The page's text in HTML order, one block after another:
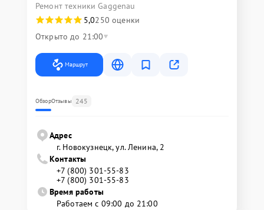
Ремонт техники Gaggenau
5,0250 оценки
Открыто до 21:00
Маршрут
ОбзорОтзывы 245
Адрес
г. Новокузнецк, ул. Ленина, 2
Контакты
+7 (800) 301-55-83
+7 (800) 301-55-83
Время работы
Работаем с 09:00 до 21:00